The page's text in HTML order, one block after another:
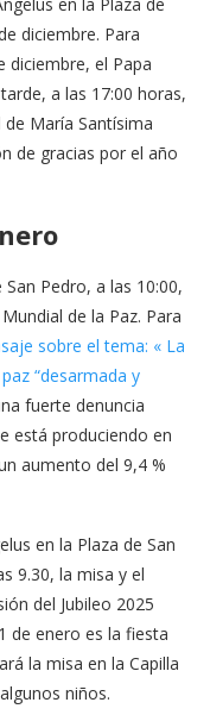
diciembre. Para
diciembre, el Papa
a las 17:00 horas,
María Santísima
de gracias por el año
Pedro, a las 10:00,
de la Paz. Para
sobre el tema: « La
“desarmada y
fuerte denuncia
está produciendo en
aumento del 9,4 %
en la Plaza de San
9.30, la misa y el
del Jubileo 2025
de enero es la fiesta
la misa en la Capilla
niños.